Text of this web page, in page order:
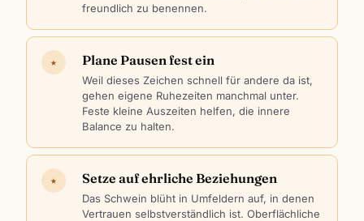
freundlich zu benennen.
★ Plane Pausen fest ein
Weil dieses Zeichen schnell für andere da ist,
gehen eigene Ruhezeiten manchmal unter.
Feste kleine Auszeiten helfen, die innere
Balance zu halten.
★ Setze auf ehrliche Beziehungen
Das Schwein blüht in Umfeldern auf, in denen
Vertrauen selbstverständlich ist. Oberflächliche